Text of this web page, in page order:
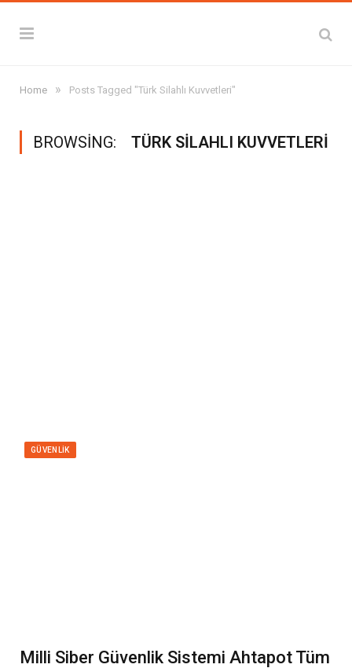
Home » Posts Tagged "Türk Silahlı Kuvvetleri"
BROWSING: TÜRK SILAHLI KUVVETLERI
GÜVENLIK
Milli Siber Güvenlik Sistemi Ahtapot Tüm